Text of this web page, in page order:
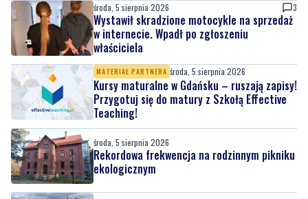
środa, 5 sierpnia 2026 3
Wystawił skradzione motocykle na sprzedaż
w internecie. Wpadł po zgłoszeniu
właściciela
MATERIAŁ PARTNERA środa, 5 sierpnia 2026
Kursy maturalne w Gdańsku – ruszają zapisy!
Przygotuj się do matury z Szkołą Effective
Teaching!
środa, 5 sierpnia 2026
Rekordowa frekwencja na rodzinnym pikniku
ekologicznym